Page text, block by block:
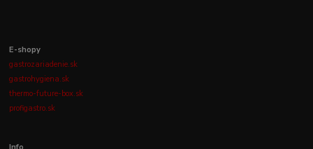
E-shopy
gastrozariadenie.sk
gastrohygiena.sk
thermo-future-box.sk
profigastro.sk